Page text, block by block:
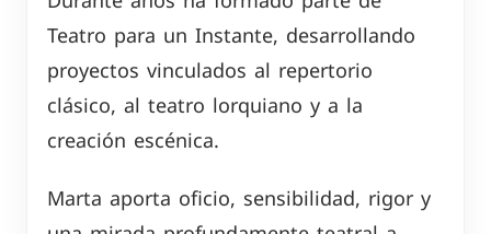
Teatro para un Instante, desarrollando
proyectos vinculados al repertorio
clásico, al teatro lorquiano y a la
creación escénica.
Marta aporta oficio, sensibilidad, rigor y